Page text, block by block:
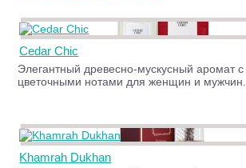
Cedar Chic
Элегантный древесно-мускусный аромат с
цветочными нотами для женщин и мужчин.
Khamrah Dukhan